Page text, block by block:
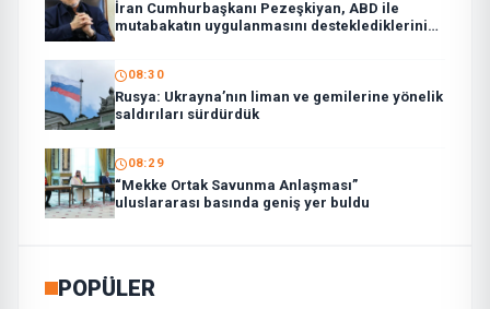
İran Cumhurbaşkanı Pezeşkiyan, ABD ile
mutabakatın uygulanmasını desteklediklerini
08:30
Rusya: Ukrayna’nın liman ve gemilerine yönelik
saldırıları sürdürdük
08:29
“Mekke Ortak Savunma Anlaşması”
uluslararası basında geniş yer buldu
POPÜLER